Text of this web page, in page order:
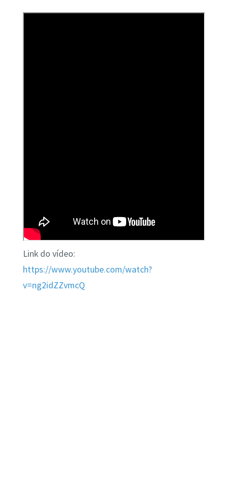
Link do vídeo:
https://www.youtube.com/watch?
v=ng2idZZvmcQ